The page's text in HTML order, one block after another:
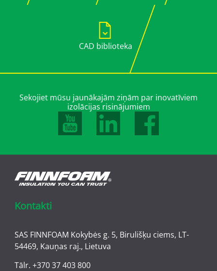
CAD biblioteka
Sekojiet mūsu jaunākajām ziņām par inovatīviem
izolācijas risinājumiem
Kontakti
SAS FINNFOAM Kokybės g. 5, Birulišķu ciems, LT-
54469, Kauņas raj., Lietuva
Tālr. +370 37 403 800